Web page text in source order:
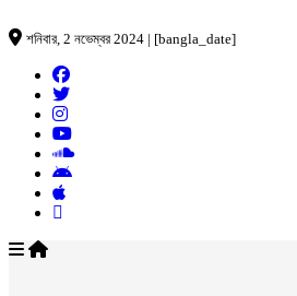
শনিবার, 2 নভেম্বর 2024 | [bangla_date]